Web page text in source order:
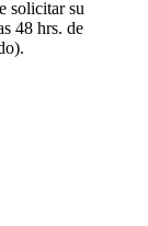
solicitar su
48 hrs. de